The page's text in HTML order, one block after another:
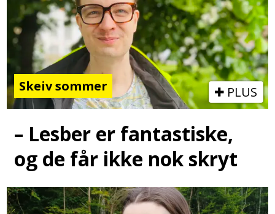
Skeiv sommer PLUS
– Lesber er fantastiske,
og de får ikke nok skryt